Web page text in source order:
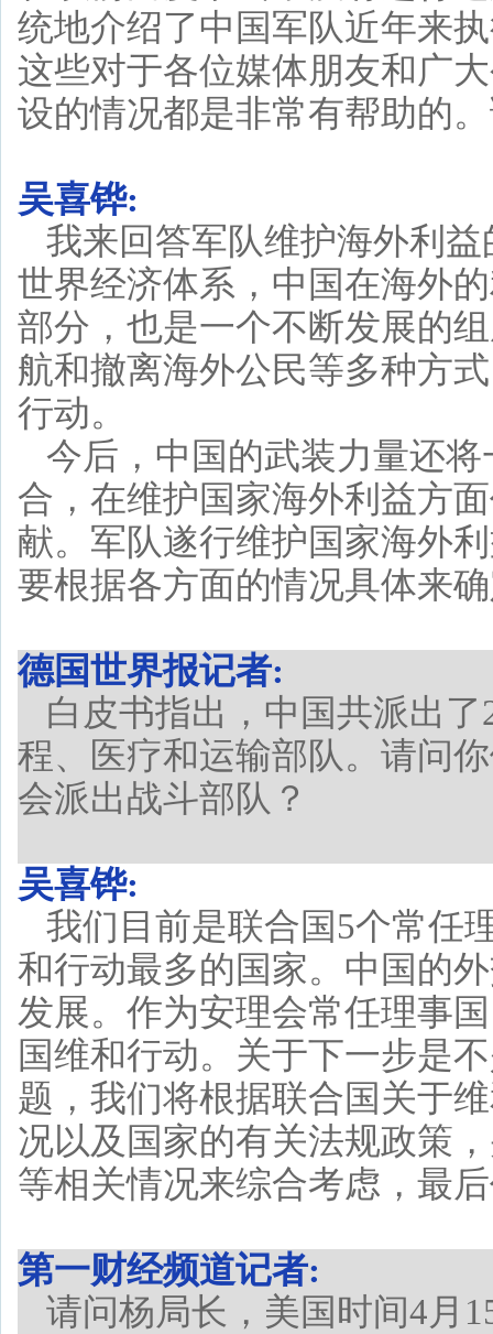
统地介绍了中国军队近年来
这些对于各位媒体朋友和广
设的情况都是非常有帮助的
吴喜铧:
我来回答军队维护海外利
世界经济体系，中国在海外
部分，也是一个不断发展的
航和撤离海外公民等多种方
行动。
今后，中国的武装力量还
合，在维护国家海外利益方
献。军队遂行维护国家海外
要根据各方面的情况具体来
德国世界报记者:
白皮书指出，中国共派出
程、医疗和运输部队。请问
会派出战斗部队？
吴喜铧:
我们目前是联合国5个常任
和行动最多的国家。中国的
发展。作为安理会常任理事
国维和行动。关于下一步是
题，我们将根据联合国关于
况以及国家的有关法规政策
等相关情况来综合考虑，最
第一财经频道记者:
请问杨局长，美国时间4月